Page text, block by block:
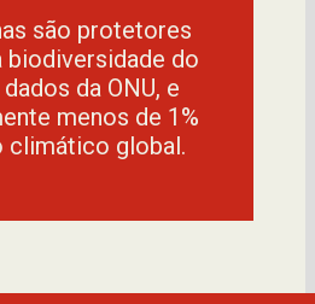
são protetores
biodiversidade do
da ONU, e
menos de 1%
climático global.